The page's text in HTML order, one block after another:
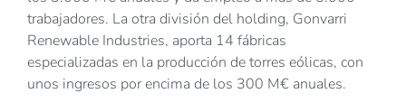
trabajadores. La otra división del holding, Gonvarri
Renewable Industries, aporta 14 fábricas
especializadas en la producción de torres eólicas, con
unos ingresos por encima de los 300 M€ anuales.